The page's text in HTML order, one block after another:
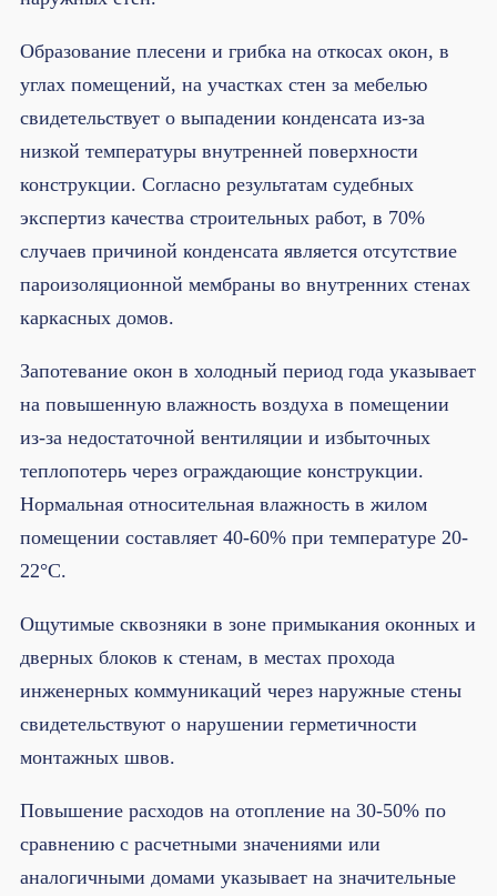
Образование плесени и грибка на откосах окон, в
углах помещений, на участках стен за мебелью
свидетельствует о выпадении конденсата из-за
низкой температуры внутренней поверхности
конструкции. Согласно результатам судебных
экспертиз качества строительных работ, в 70%
случаев причиной конденсата является отсутствие
пароизоляционной мембраны во внутренних стенах
каркасных домов.
Запотевание окон в холодный период года указывает
на повышенную влажность воздуха в помещении
из-за недостаточной вентиляции и избыточных
теплопотерь через ограждающие конструкции.
Нормальная относительная влажность в жилом
помещении составляет 40-60% при температуре 20-
22°C.
Ощутимые сквозняки в зоне примыкания оконных и
дверных блоков к стенам, в местах прохода
инженерных коммуникаций через наружные стены
свидетельствуют о нарушении герметичности
монтажных швов.
Повышение расходов на отопление на 30-50% по
сравнению с расчетными значениями или
аналогичными домами указывает на значительные